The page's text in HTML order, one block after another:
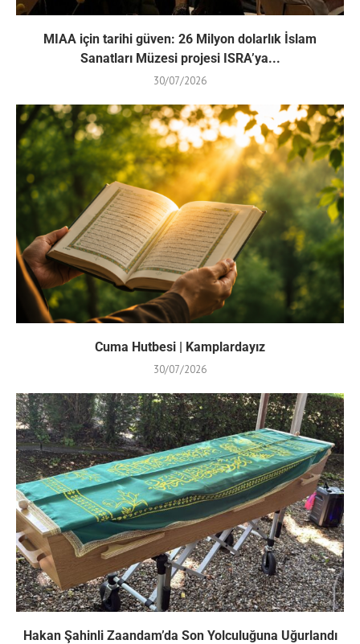
MIAA için tarihi güven: 26 Milyon dolarlık İslam
Sanatları Müzesi projesi ISRA’ya...
30/07/2026
Cuma Hutbesi | Kamplardayız
30/07/2026
Hakan Şahinli Zaandam’da Son Yolculuğuna Uğurlandı